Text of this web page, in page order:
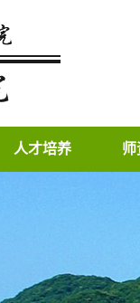
人才培养 师